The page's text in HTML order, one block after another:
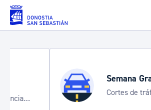
Saltar al contenido principal
Semana Grande 2026
Cortes de tráfico y
de transporte